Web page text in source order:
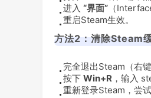
进入 “界面” （
重启Steam生效。
方法2：清除Steam
完全退出Steam（右
按下 Win+R ，输入
重新登录Steam，尝试